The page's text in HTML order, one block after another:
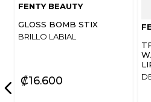
ENVIAR
FENTY BEAUTY
GLOSS BOMB STIX
BRILLO LABIAL
₡16600